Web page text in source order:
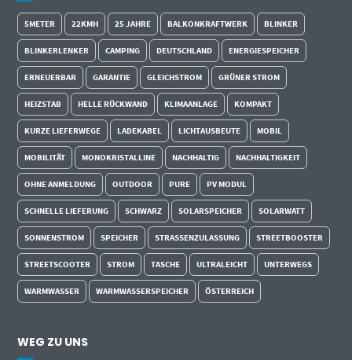
5METER 22KMH 25 JAHRE BALKONKRAFTWERK BLINKER
BLINKERLENKER CAMPING DEUTSCHLAND ENERGIESPEICHER
ERNEUERBAR GARANTIE GLEICHSTROM GRÜNER STROM
HEIZSTAB HELLE RÜCKWAND KLIMAANLAGE KOMPAKT
KURZE LIEFERWEGE LADEKABEL LICHTAUSBEUTE MOBIL
MOBILITÄT MONOKRISTALLINE NACHHALTIG NACHHALTIGKEIT
OHNE ANMELDUNG OUTDOOR PURE PV MODUL
SCHNELLE LIEFERUNG SCHWARZ SOLARSPEICHER SOLARWATT
SONNENSTROM SPEICHER STRASSENZULASSUNG STREETBOOSTER
STREETSCOOTER STROM TASCHE ULTRALEICHT UNTERWEGS
WARMWASSER WARMWASSERSPEICHER ÖSTERREICH
WEG ZU UNS